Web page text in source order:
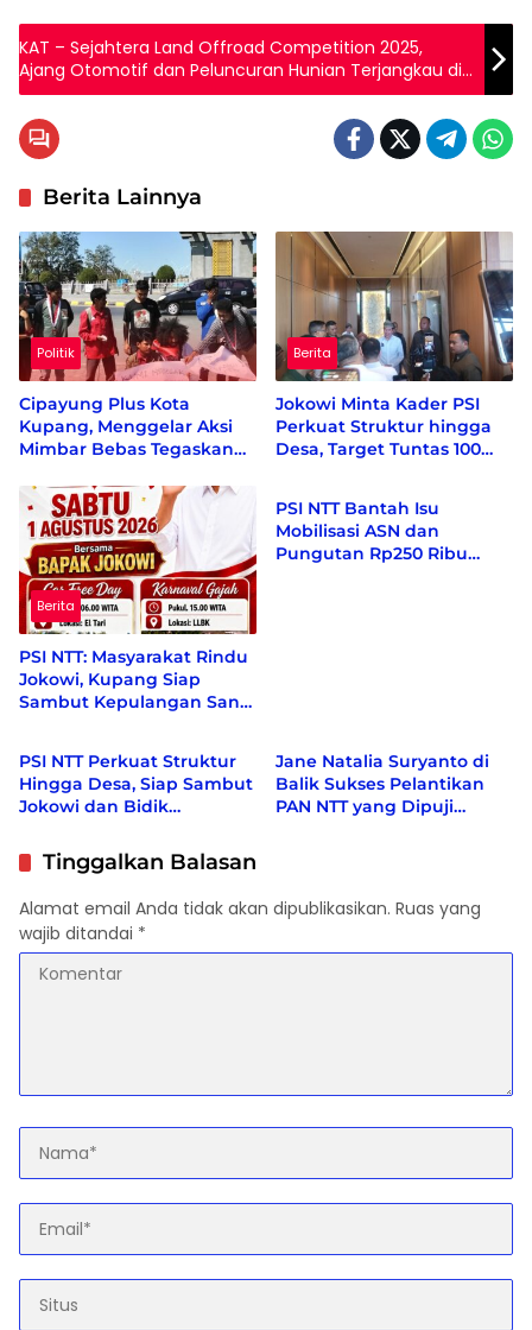
KAT – Sejahtera Land Offroad Competition 2025,
Ajang Otomotif dan Peluncuran Hunian Terjangkau di
Kupang
Berita Lainnya
Politik
Cipayung Plus Kota
Kupang, Menggelar Aksi
Mimbar Bebas Tegaskan
Gelar “RAJA TIMOR”
Kepada Presiden RI KE-7 H.
Ir. JOKO WIDODO
Berita
Jokowi Minta Kader PSI
Perkuat Struktur hingga
Desa, Target Tuntas 100
Berita
PSI NTT: Masyarakat Rindu
Jokowi, Kupang Siap
Sambut Kepulangan Sang
Berita
PSI NTT Bantah Isu
Mobilisasi ASN dan
Pungutan Rp250 Ribu
Berita
PSI NTT Perkuat Struktur
Hingga Desa, Siap Sambut
Jokowi dan Bidik
Jane Natalia Suryanto di
Balik Sukses Pelantikan
PAN NTT yang Dipuji
Tinggalkan Balasan
Alamat email Anda tidak akan dipublikasikan. Ruas yang
wajib ditandai *